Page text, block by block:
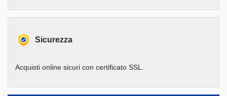
Sicurezza
Acquisti online sicuri con certificato SSL.